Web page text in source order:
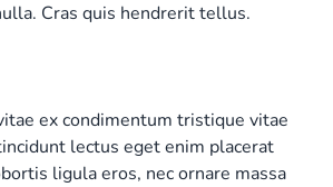
Cras quis hendrerit tellus.
ex condimentum tristique vitae
lectus eget enim placerat
ligula eros, nec ornare massa